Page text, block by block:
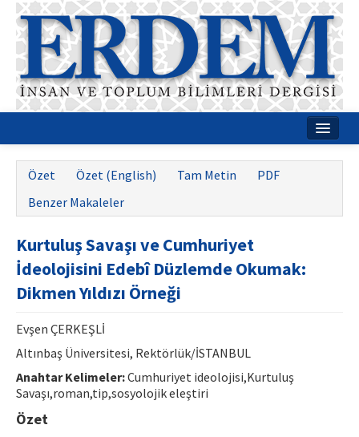
Dergi Kurulları
Rehberler
Yayın Politikaları
İletişim
ISSN: 1010-867X · e-ISSN: 2667-8713
Özet Özet (English) Tam Metin
PDF
Benzer Makaleler
Kurtuluş Savaşı ve Cumhuriyet
İdeolojisini Edebî Düzlemde Okumak:
Dikmen Yıldızı Örneği
Evşen ÇERKEŞLİ
Altınbaş Üniversitesi, Rektörlük/İSTANBUL
Anahtar Kelimeler:Cumhuriyet ideolojisi,Kurtuluş
Savaşı,roman,tip,sosyolojik eleştiri
Özet